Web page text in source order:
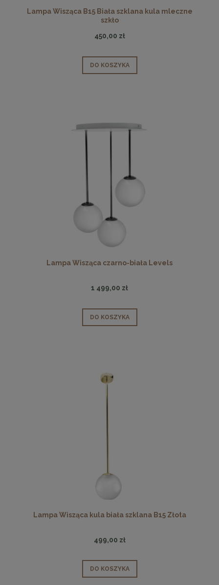
Lampa Wisząca B15 Biała szklana kula mleczne
szkło
450,00 zł
DO KOSZYKA
Lampa Wisząca czarno-biała Levels
1 499,00 zł
DO KOSZYKA
Lampa Wisząca kula biała szklana B15 Złota
499,00 zł
DO KOSZYKA